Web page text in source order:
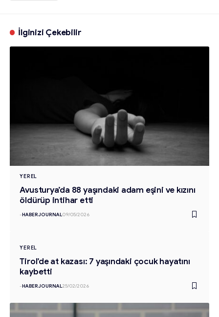
İlginizi Çekebilir
YEREL
Avusturya’da 88 yaşındaki adam eşini ve kızını
öldürüp intihar etti
-HABERJOURNAL09/05/2026
YEREL
Tirol’de at kazası: 7 yaşındaki çocuk hayatını
kaybetti
-HABERJOURNAL25/02/2026